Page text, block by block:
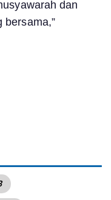
dan
bersama,”